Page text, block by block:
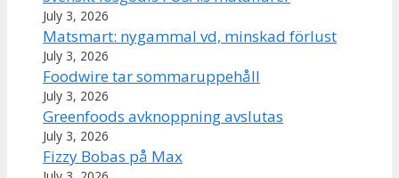
July 3, 2026
Matsmart: nygammal vd, minskad förlust
July 3, 2026
Foodwire tar sommaruppehåll
July 3, 2026
Greenfoods avknoppning avslutas
July 3, 2026
Fizzy Bobas på Max